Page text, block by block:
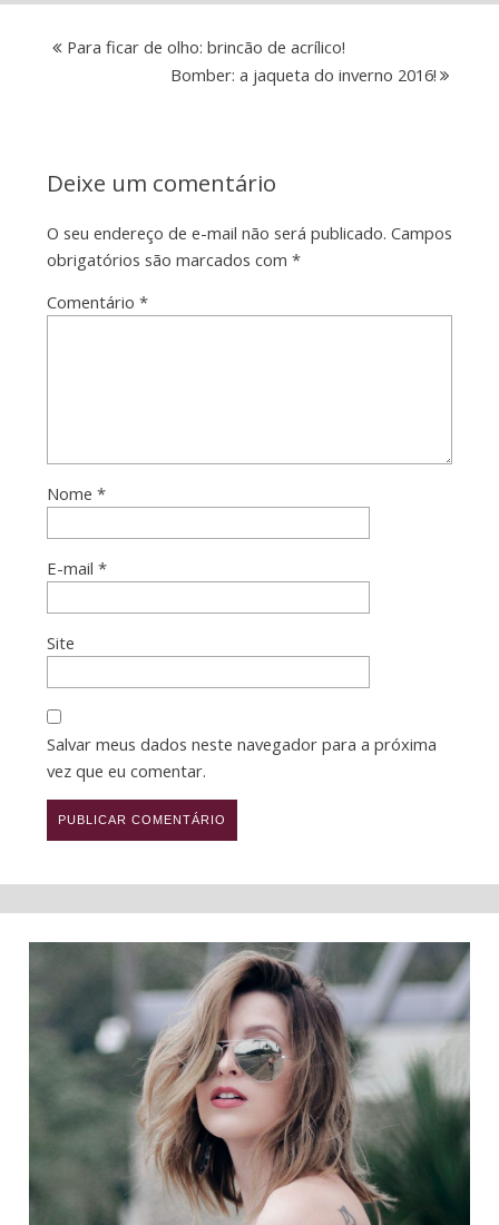
Para ficar de olho: brincão de acrílico!
Bomber: a jaqueta do inverno 2016!
Deixe um comentário
O seu endereço de e-mail não será publicado. Campos
obrigatórios são marcados com *
Comentário *
Nome *
E-mail *
Site
Salvar meus dados neste navegador para a próxima
vez que eu comentar.